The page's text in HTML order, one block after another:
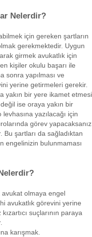
Nelerdir?
için gereken şartların
gerekmektedir. Uygun
girmek avukatlık için
kişiler okulu başarı ile
sonra yapılması ve
yerine getirmeleri gerekir.
yakın bir yere ikamet etmesi
ise oraya yakın bir
yazılacağı için
görev yapacaksanız
şartları da sağladıktan
engelinizin bulunmaması
avukat olmaya engel
avukatlık görevini yerine
suçlarının paraya
karışmak.